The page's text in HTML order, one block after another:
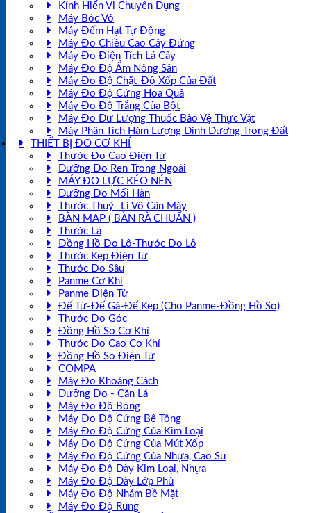
Kính Hiển Vi Chuyên Dụng
Máy Bóc Vỏ
Máy Đếm Hạt Tự Động
Máy Đo Chiều Cao Cây Đứng
Máy Đo Điện Tích Lá Cây
Máy Đo Độ Ẩm Nông Sản
Máy Đo Độ Chặt-Độ Xốp Của Đất
Máy Đo Độ Cứng Hoa Quả
Máy Đo Độ Trắng Của Bột
Máy Đo Dư Lượng Thuốc Bảo Vệ Thực Vật
Máy Phân Tích Hàm Lượng Dinh Dưỡng Trong Đất
THIẾT BỊ ĐO CƠ KHÍ
Thước Đo Cao Điện Tử
Dưỡng Đo Ren Trong Ngoài
MÁY ĐO LỰC KÉO NÉN
Dưỡng Đo Mối Hàn
Thước Thuỷ- Li Vô Cân Máy
BÀN MAP ( BÀN RÀ CHUẨN )
Thước Lá
Đồng Hồ Đo Lỗ-Thước Đo Lỗ
Thước Kẹp Điện Tử
Thước Đo Sâu
Panme Cơ Khí
Panme Điện Tử
Đế Từ-Đế Gá-Đế Kẹp (Cho Panme-Đồng Hồ So)
Thước Đo Góc
Đồng Hồ So Cơ Khí
Thước Đo Cao Cơ Khí
Đồng Hồ So Điện Tử
COMPA
Máy Đo Khoảng Cách
Dưỡng Đo - Căn Lá
Máy Đo Độ Bóng
Máy Đo Độ Cứng Bê Tông
Máy Đo Độ Cứng Của Kim Loại
Máy Đo Độ Cứng Của Mút Xốp
Máy Đo Độ Cứng Của Nhựa, Cao Su
Máy Đo Độ Dày Kim Loại, Nhựa
Máy Đo Độ Dày Lớp Phủ
Máy Đo Độ Nhám Bề Mặt
Máy Đo Độ Rung